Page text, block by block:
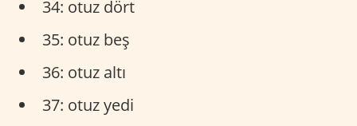
34: otuz dört
35: otuz beş
36: otuz altı
37: otuz yedi